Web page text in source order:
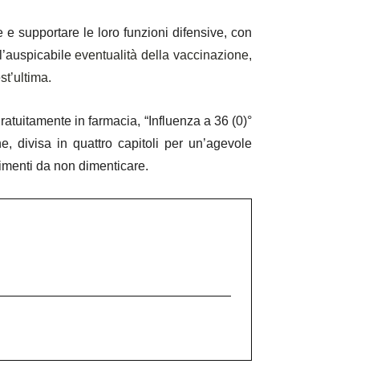
supportare le loro funzioni difensive, con
eventualità della vaccinazione,
in farmacia, “Influenza a 36 (0)°
divisa in quattro capitoli per un’agevole
da non dimenticare.